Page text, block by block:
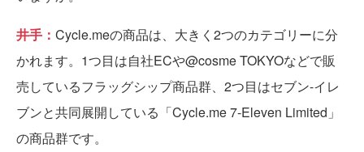
井手： Cycle.meの商品は、大きく2つのカテゴリーに分
かれます。1つ目は自社ECや@cosme TOKYOなどで販
売しているフラッグシップ商品群、2つ目はセブン-イレ
ブンと共同展開している「Cycle.me 7-Eleven Limited」
の商品群です。